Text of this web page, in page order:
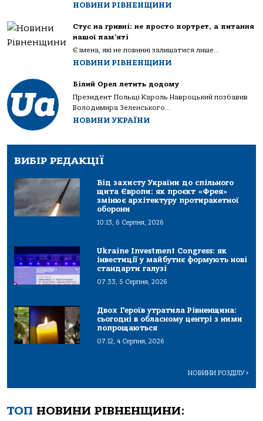
НОВИНИ РІВНЕНЩИНИ
Стус на гривні: не просто портрет, а питання
нашої пам’яті
Є імена, які не повинні залишатися лише...
НОВИНИ РІВНЕНЩИНИ
Білий Орел летить додому
Президент Польщі Кароль Навроцький позбавив
Володимира Зеленського...
НОВИНИ УКРАЇНИ
ВИБІР РЕДАКЦІЇ
Від захисту України до спільного
щита Європи: як проєкт «Фрея»
змінює архітектуру протиракетної
оборони
10:13, 6 Серпня, 2026
Ukraine Investment Congress: як
інвестиції у майбутнє формують нові
стандарти галузі
07:33, 5 Серпня, 2026
Двох Героїв утратила Рівненщина:
сьогодні в обласному центрі з ними
попрощаються
07:12, 4 Серпня, 2026
НОВИНИ РОЗДІЛУ>
ТОП НОВИНИ РІВНЕНЩИНИ: